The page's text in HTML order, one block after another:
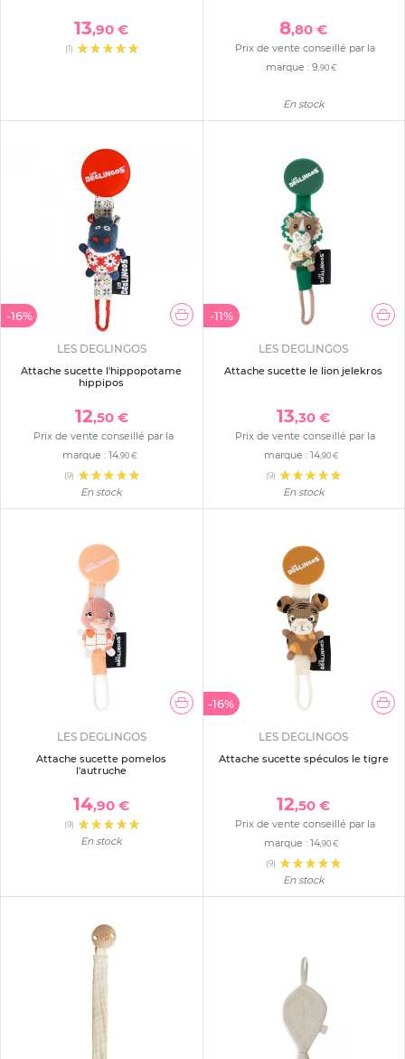
13,90 €
(1)
8,80 €
Prix de vente conseillé par la
marque :9,90 €
En stock
-16%
LES DEGLINGOS
Attache sucette l'hippopotame
hippipos
12,50 €
Prix de vente conseillé par la
marque : 14,90 €
(9)
En stock
-11%
LES DEGLINGOS
Attache sucette le lion jelekros
13,30 €
Prix de vente conseillé par la
marque :14,90 €
(9)
En stock
LES DEGLINGOS
Attache sucette pomelos
l'autruche
14,90 €
(9)
En stock
-16%
LES DEGLINGOS
Attache sucette spéculos le tigre
12,50 €
Prix de vente conseillé par la
marque :14,90 €
(9)
En stock